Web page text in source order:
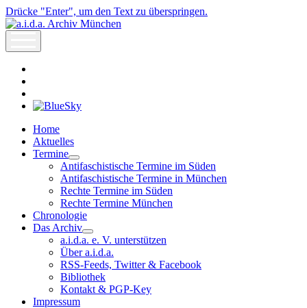
Drücke "Enter", um den Text zu überspringen.
a.i.d.a.
Archiv
München
archiv.de
Home
Aktuelles
Termine
open
dropdown
menu
Antifaschistische Termine im Süden
Antifaschistische Termine in München
Rechte Termine im Süden
Rechte Termine München
Chronologie
Das Archiv
open
dropdown
menu
a.i.d.a. e. V. unterstützen
Über a.i.d.a.
RSS-Feeds, Twitter & Facebook
Bibliothek
Kontakt & PGP-Key
Impressum